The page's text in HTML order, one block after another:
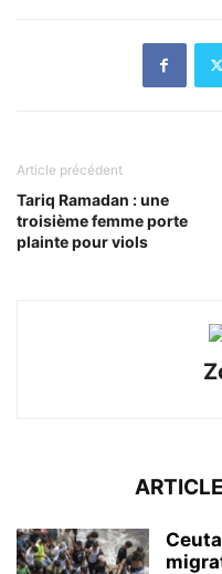
Article précédent
Tariq Ramadan : une
troisième femme porte
plainte pour viols